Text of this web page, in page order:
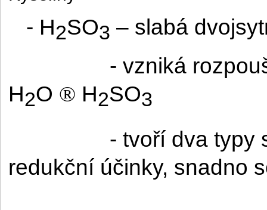
- H2SO3 – slabá
- vzniká
H2O ® H2SO3
- tvoří dva typy
redukční účinky, snadno